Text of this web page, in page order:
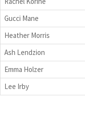
Gucci Mane
Heather Morris
Ash Lendzion
Emma Holzer
Lee Irby